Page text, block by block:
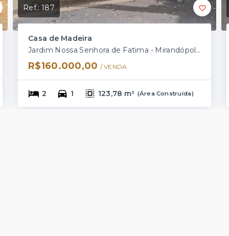
Ref.:187
Casa de Madeira
Jardim Nossa Senhora de Fatima - Mirandópolis/SP
R$160.000,00 / VENDA
2 1 123,78 m² (Área Construída)